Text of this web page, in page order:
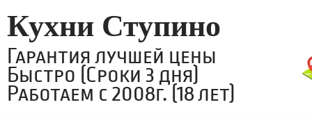
Кухни Ступино
Гарантия лучшей цены
Быстро (Сроки 3 дня)
Работаем с 2008г. (18 лет)